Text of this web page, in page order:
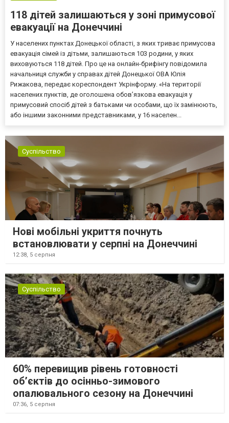
118 дітей залишаються у зоні примусової
евакуації на Донеччині
У населених пунктах Донецької області, з яких триває примусова
евакуація сімей із дітьми, залишаються 103 родини, у яких
виховуються 118 дітей. Про це на онлайн-брифінгу повідомила
начальниця служби у справах дітей Донецької ОВА Юлія
Рижакова, передає кореспондент Укрінформу. «На території
населених пунктів, де оголошена обов’язкова евакуація у
примусовий спосіб дітей з батьками чи особами, що їх замінюють,
або іншими законними представниками, у 16 населен...
Суспільство
Нові мобільні укриття почнуть
встановлювати у серпні на Донеччині
12:38, 5 серпня
Суспільство
60% перевищив рівень готовності
об’єктів до осінньо-зимового
опалювального сезону на Донеччині
07:36, 5 серпня